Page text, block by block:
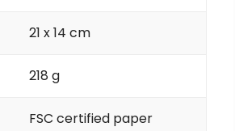
21 x 14 cm
218 g
FSC certified paper